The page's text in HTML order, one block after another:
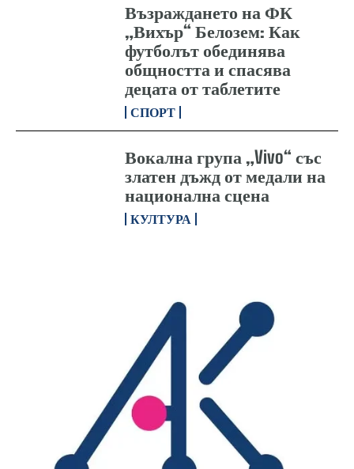
Възраждането на ФК
„Вихър“ Белозем: Как
футболът обединява
общността и спасява
децата от таблетите
СПОРТ
Вокална група „Vivo“ със
златен дъжд от медали на
национална сцена
КУЛТУРА